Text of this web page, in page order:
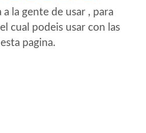
la gente de usar , para
cual podeis usar con las
pagina.